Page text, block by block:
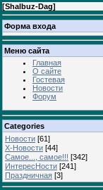
[Shalbuz-Dag]
Форма входа
Меню сайта
Главная
О сайте
Гостевая
Новости
Форум
Categories
Новости [61]
Х-Новости [44]
Самое..., самое!!! [342]
ИнтересНости [241]
Праздничная [3]